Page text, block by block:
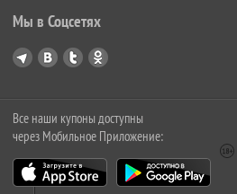
Мы в Соцсетях
Все наши купоны доступны
через Мобильное Приложение: